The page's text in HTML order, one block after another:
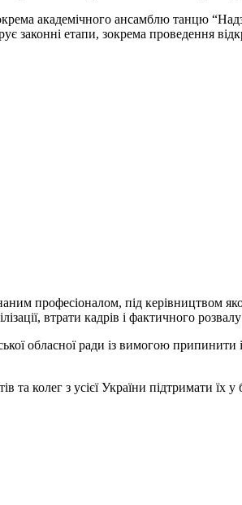
академічного ансамблю танцю
законні етапи, зокрема проведення
професіоналом, під керівництвом
втрати кадрів і фактичного
обласної ради із вимогою
та колег з усієї України підтримати